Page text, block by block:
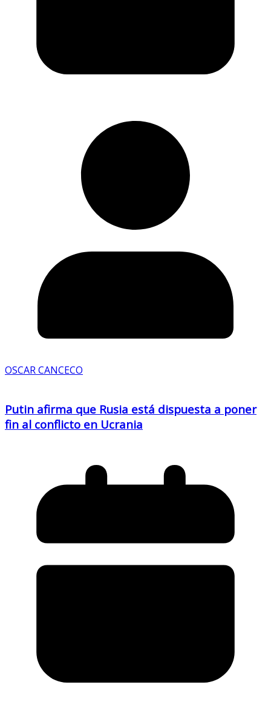
OSCAR CANCECO
Putin afirma que Rusia está dispuesta a poner
fin al conflicto en Ucrania